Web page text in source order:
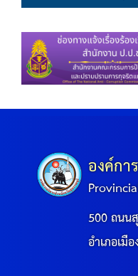
องค์ก
500 ถนน
อำเภอเ